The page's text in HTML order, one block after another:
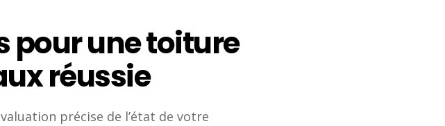
pour une toiture
réussie
précise de l’état de votre